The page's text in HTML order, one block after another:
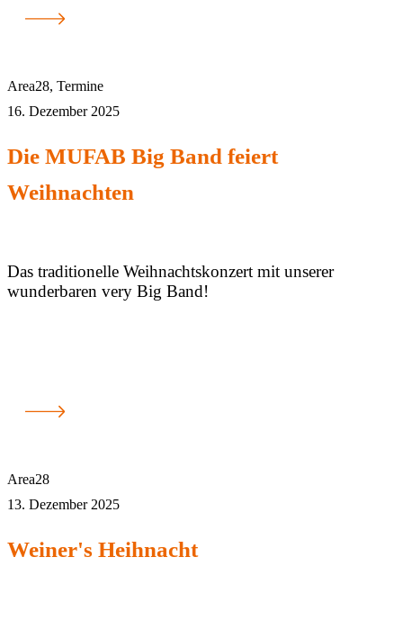
Area28, Termine
16. Dezember 2025
Die MUFAB Big Band feiert
Weihnachten
Das traditionelle Weihnachtskonzert mit unserer
wunderbaren very Big Band!
Area28
13. Dezember 2025
Weiner's Heihnacht